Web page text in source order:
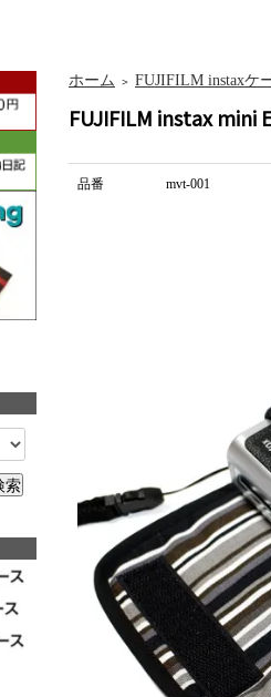
ホーム ＞ FUJIFILM instaxケ
FUJIFILM instax mini
品番 mvt-001